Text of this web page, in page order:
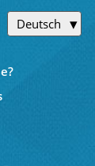
Deutsch